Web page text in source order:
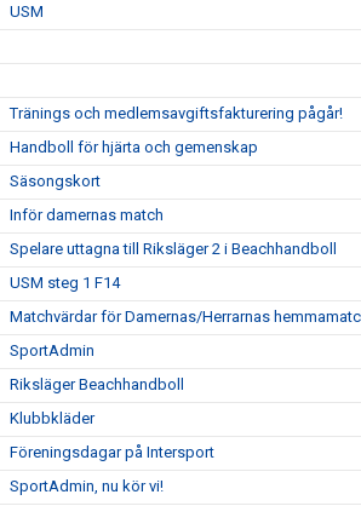
USM
Tränings och medlemsavgiftsfakturering pågår!
Handboll för hjärta och gemenskap
Säsongskort
Inför damernas match
Spelare uttagna till Riksläger 2 i Beachhandboll
USM steg 1 F14
Matchvärdar för Damernas/Herrarnas
SportAdmin
Riksläger Beachhandboll
Klubbkläder
Föreningsdagar på Intersport
SportAdmin, nu kör vi!